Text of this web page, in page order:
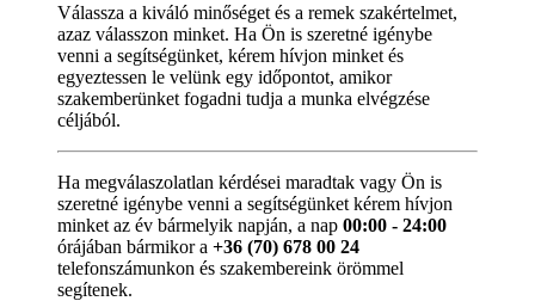
Válassza a kiváló minőséget és a remek szakértelmet,
azaz válasszon minket. Ha Ön is szeretné igénybe
venni a segítségünket, kérem hívjon minket és
egyeztessen le velünk egy időpontot, amikor
szakemberünket fogadni tudja a munka elvégzése
céljából.
Ha megválaszolatlan kérdései maradtak vagy Ön is
szeretné igénybe venni a segítségünket kérem hívjon
minket az év bármelyik napján, a nap 00:00 - 24:00
órájában bármikor a +36 (70) 678 00 24
telefonszámunkon és szakembereink örömmel
segítenek.